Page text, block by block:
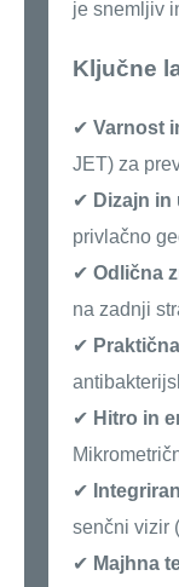
je snemljiv
Ključne
✔ Varnost
JET) za
✔ Dizajn in
privlačno
✔ Odlična
na zadnji
✔
✔ Hitro in
✔
senčni vizir
✔ Majhna